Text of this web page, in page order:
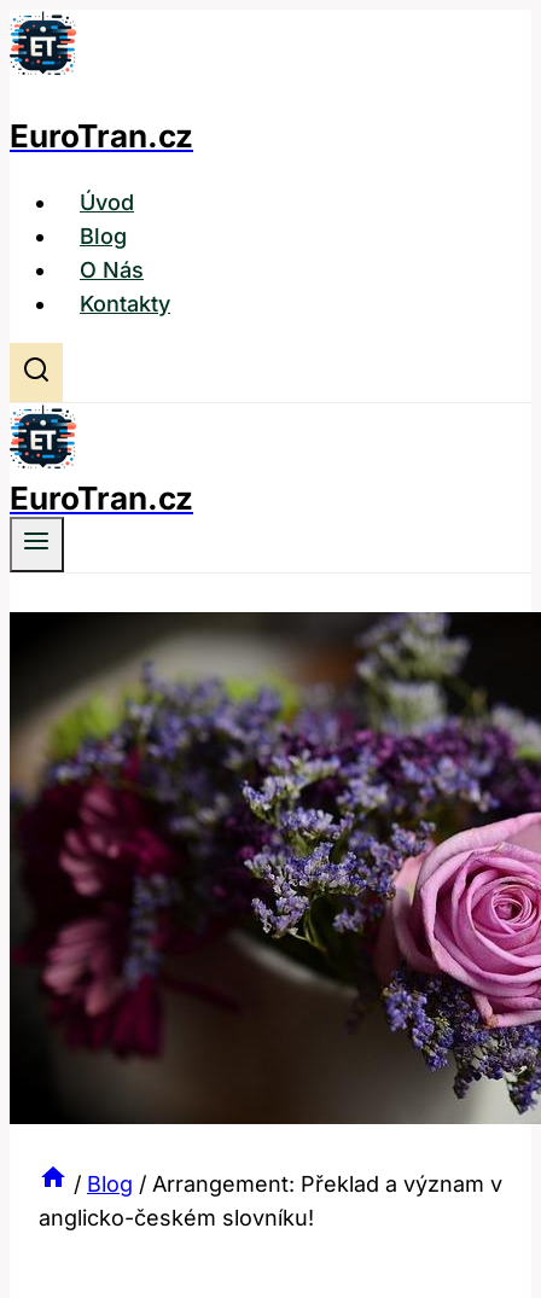
Přeskočit
na
EuroTran.cz
Úvod
Blog
O Nás
Kontakty
EuroTran.cz
/ Blog / Arrangement: Překlad a význam v
anglicko-českém slovníku!